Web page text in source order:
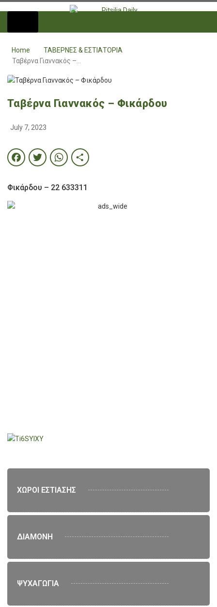
Home
ΤΑΒΕΡΝΕΣ & ΕΣΤΙΑΤΟΡΙΑ
Ταβέρνα Γιαννακός –…
Ταβέρνα Γιαννακός – Φικάρδου
July 7, 2023
Facebook
Twitter
WhatsApp
Share
Φικάρδου – 22 633311
ΧΩΡΟΙ ΕΣΤΙΑΣΗΣ
ΔΙΑΜΟΝΗ
ΨΥΧΑΓΩΓΙΑ